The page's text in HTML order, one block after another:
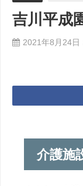
吉川平成
2021年8月24日
介護施